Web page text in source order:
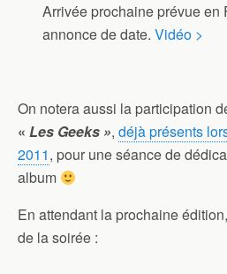
Arrivée prochaine prévue en
annonce de date.Vidéo >
On notera aussi la participation
« Les Geeks », déjà présents
2011, pour une séance de
album
En attendant la prochaine
de la soirée :